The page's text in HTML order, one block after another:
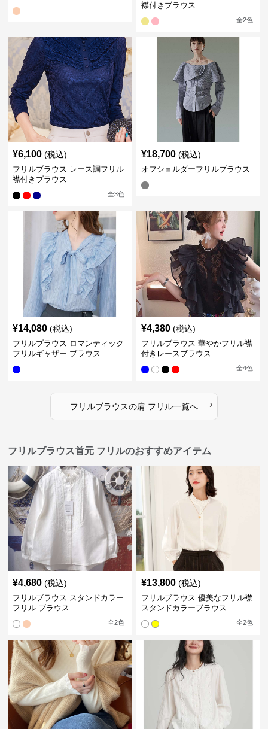
襟付きブラウス
全2色
¥6,100 (税込)
フリルブラウス レース調フリル
襟付きブラウス
全3色
¥18,700 (税込)
オフショルダーフリルブラウス
¥14,080 (税込)
フリルブラウス ロマンティック
フリルギャザー ブラウス
¥4,380 (税込)
フリルブラウス 華やかフリル襟
付きレースブラウス
全4色
フリルブラウスの肩 フリル一覧へ ›
フリルブラウス首元 フリルのおすすめアイテム
¥4,680 (税込)
フリルブラウス スタンドカラー
フリル ブラウス
全2色
¥13,800 (税込)
フリルブラウス 優美なフリル襟
スタンドカラーブラウス
全2色